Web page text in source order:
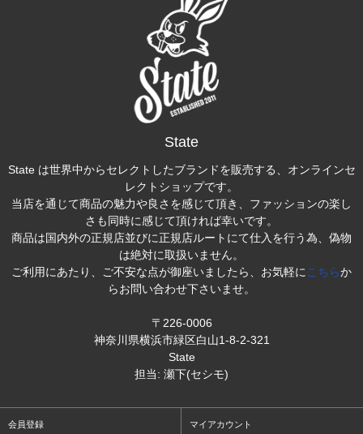
State
State は世界中からセレクトしたブランドを販売する、オンラインセ
レクトショップです。
当店を通じて商品の魅力や良さを感じて頂き、ファッションの楽し
さも同時に感じて頂ければ幸いです。
商品は国内外の正規店並びに正規店ルートにて仕入を行う為、偽物
は絶対に取扱いません。
ご利用にあたり、ご不安な点が御座いましたら、お気軽に こちらか
らお問い合わせ下さいませ。
〒226-0006
神奈川県横浜市緑区白山1-8-2-321
State
担当: 瀬下(セシモ)
会員登録 マイアカウント